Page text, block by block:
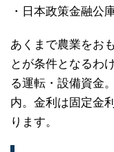
・日本政策金融公
あくまで農業をお
とが条件となるわ
る運転・設備資金
内。金利は固定金
ります。